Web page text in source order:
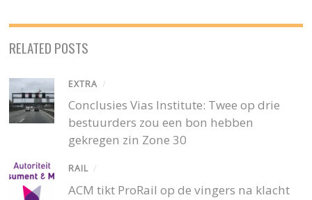
RELATED POSTS
EXTRA /
Conclusies Vias Institute: Twee op drie
bestuurders zou een bon hebben
gekregen zin Zone 30
RAIL /
ACM tikt ProRail op de vingers na klacht